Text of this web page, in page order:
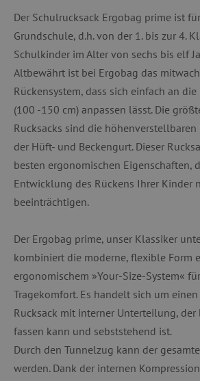
Der Schulrucksack Ergobag prime ist
Grundschule, d.h. von der 1. bis zur 4.
Schulkinder im Alter von sechs bis elf
Altbewährt ist bei Ergobag das
Rückensystem, dass sich einfach an
(100 -150 cm) anpassen lässt. Die
Rucksacks sind die
der Hüft- und Beckengurt. Dieser
besten ergonomischen Eigenschaften,
Entwicklung des Rückens Ihrer Kinder
beeinträchtigen.
Der Ergobag prime, unser Klassiker
kombiniert die moderne, flexible Form
ergonomischem »Your-Size-System«
Tragekomfort. Es handelt sich um
Rucksack mit interner Unterteilung,
fassen kann und sebststehend ist.
Durch den Tunnelzug kann der
werden. Dank der internen